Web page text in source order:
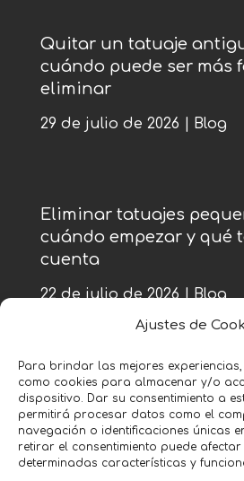
Ajustes de
Para brindar las mejores
como cookies para almacenar y/o
dispositivo. Dar su consentimiento a
permitirá procesar datos como el
navegación o identificaciones únicas
retirar el consentimiento puede afectar
determinadas características y
Quitar un tatuaje
cuándo puede ser más
eliminar
29 de julio de 2026 Blog
Eliminar tatuajes
cuándo empezar y qué
cuenta
22 de julio de 2026|Blog
« Entradas más antiguas